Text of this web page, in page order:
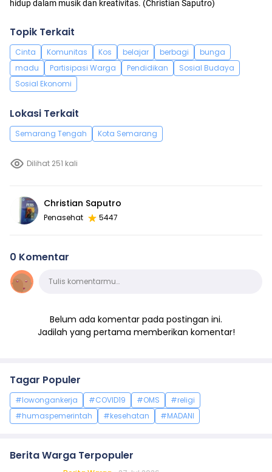
hidup dalam musik dan kreativitas. (Christian Saputro)
Topik Terkait
Cinta Komunitas Kos belajar berbagi
bunga
madu
Partisipasi Warga Pendidikan
Sosial Budaya
Sosial Ekonomi
Lokasi Terkait
Semarang Tengah Kota Semarang
Dilihat 251 kali
Christian Saputro
Penasehat 5447
0 Komentar
KomentarTulis komentarmu…
Belum ada komentar pada postingan ini.
Jadilah yang pertama memberikan komentar!
Tagar Populer
#lowongankerja #COVID19 #OMS
#religi
#humaspemerintah
#kesehatan #MADANI
Berita Warga Terpopuler